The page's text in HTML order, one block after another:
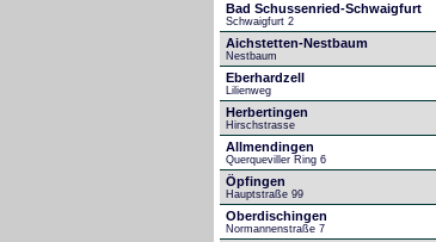
Bad Schussenried-Schwaigfurt
Schwaigfurt 2
Aichstetten-Nestbaum
Nestbaum
Eberhardzell
Lilienweg
Herbertingen
Hirschstrasse
Allmendingen
Querqueviller Ring 6
Öpfingen
Hauptstraße 99
Oberdischingen
Normannenstraße 7